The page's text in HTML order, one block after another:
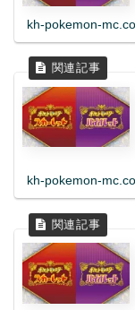
kh-pokemon-
kh-pokemon-